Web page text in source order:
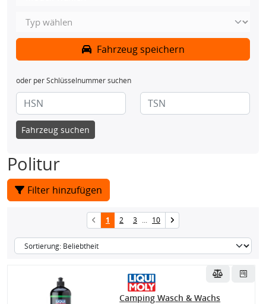
Fahrzeug speichern
oder per Schlüsselnummer suchen
Fahrzeug suchen
Politur
Filter hinzufügen
1 2 3 ... 10
Camping Wasch & Wachs